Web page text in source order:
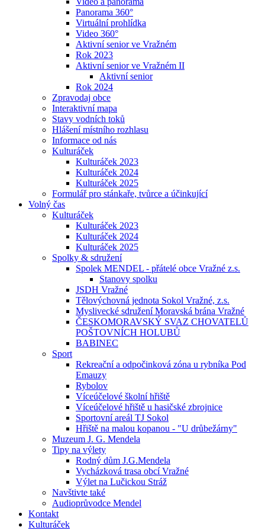
Panorama 360°
Virtuální prohlídka
Video 360°
Aktivní senior ve Vražném
Rok 2023
Aktivní senior ve Vražném II
Aktivní senior
Rok 2024
Zpravodaj obce
Interaktivní mapa
Stavy vodních toků
Hlášení místního rozhlasu
Informace od nás
Kulturáček
Kulturáček 2023
Kulturáček 2024
Kulturáček 2025
Formulář pro stánkaře, tvůrce a účinkující
Volný čas
Kulturáček
Kulturáček 2023
Kulturáček 2024
Kulturáček 2025
Spolky & sdružení
Spolek MENDEL - přátelé obce Vražné z.s.
Stanovy spolku
JSDH Vražné
Tělovýchovná jednota Sokol Vražné, z.s.
Myslivecké sdružení Moravská brána Vražné
ČESKOMORAVSKÝ SVAZ CHOVATELŮ
POŠTOVNÍCH HOLUBŮ
BABINEC
Sport
Rekreační a odpočinková zóna u rybníka Pod
Emauzy
Rybolov
Víceúčelové školní hřiště
Víceúčelové hřiště u hasičské zbrojnice
Sportovní areál TJ Sokol
Hřiště na malou kopanou - "U drůbežárny"
Muzeum J. G. Mendela
Tipy na výlety
Rodný dům J.G.Mendela
Vycházková trasa obcí Vražné
Výlet na Lučickou Stráž
Navštivte také
Audioprůvodce Mendel
Kontakt
Kulturáček